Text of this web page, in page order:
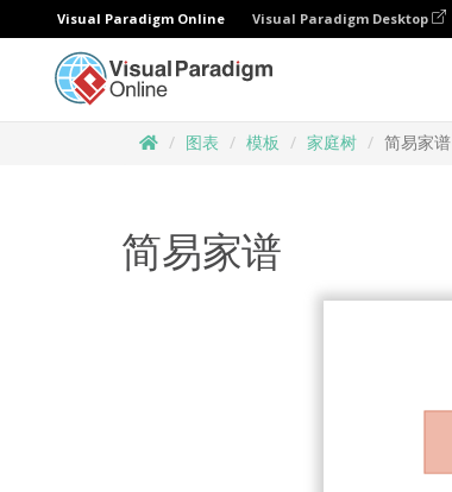
Visual Paradigm Online Visual Paradigm Desktop
图表 模板 家庭树 简易家谱
简易家谱